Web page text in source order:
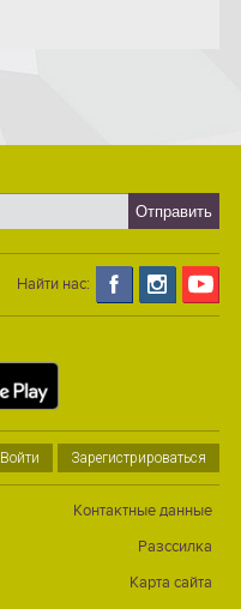
Найти нас:
Войти Зарегистрироваться
Контактные данные
Разссилка
Карта сайта